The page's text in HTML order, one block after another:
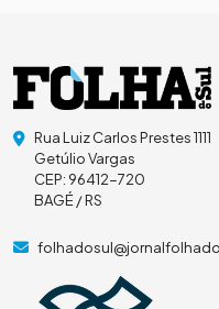
Rua Luiz Carlos Prestes 1111
Getúlio Vargas
CEP: 96412-720
BAGÉ / RS